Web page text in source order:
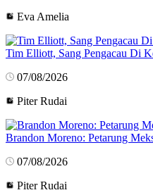
Eva Amelia
Tim Elliott, Sang Pengacau Di
07/08/2026
Piter Rudai
Brandon Moreno: Petarung
07/08/2026
Piter Rudai